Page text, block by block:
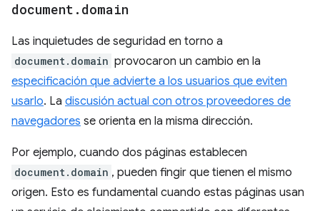
document . domain
Las inquietudes de seguridad en torno a
document.domain provocaron un cambio en la
especificación que advierte a los usuarios que eviten
usarlo. La discusión actual con otros proveedores de
navegadores se orienta en la misma dirección.
Por ejemplo, cuando dos páginas establecen
document.domain , pueden fingir que tienen el mismo
origen. Esto es fundamental cuando estas páginas usan